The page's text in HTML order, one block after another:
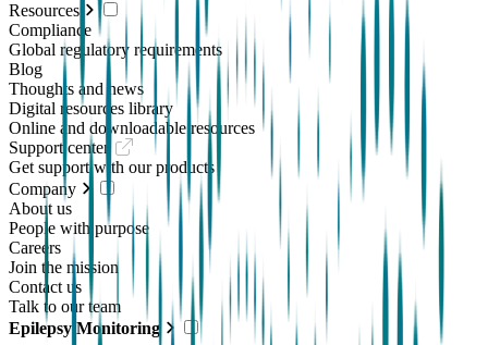
Resources
Compliance
Global regulatory requirements
Blog
Thoughts and news
Digital resources library
Online and downloadable resources
Support center
Get support with our products
Company
About us
People with purpose
Careers
Join the mission
Contact us
Talk to our team
Epilepsy Monitoring